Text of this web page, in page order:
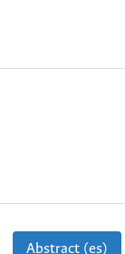
Abstract (es)